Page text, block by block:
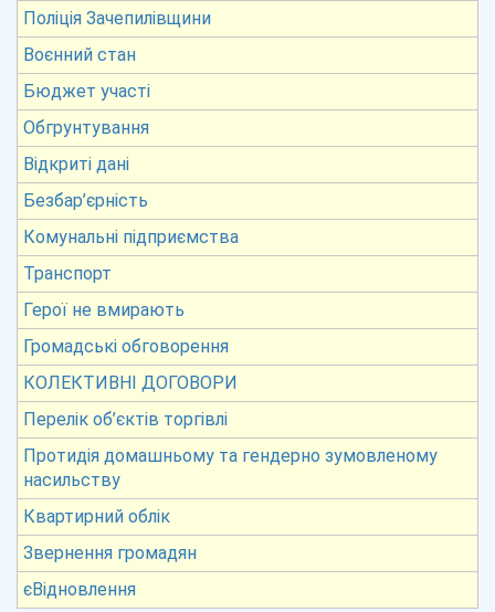
Поліція Зачепилівщини
Воєнний стан
Бюджет участі
Обгрунтування
Відкриті дані
Безбар’єрність
Комунальні підприємства
Транспорт
Герої не вмирають
Громадські обговорення
КОЛЕКТИВНІ ДОГОВОРИ
Перелік об’єктів торгівлі
Протидія домашньому та гендерно зумовленому
насильству
Квартирний облік
Звернення громадян
єВідновлення